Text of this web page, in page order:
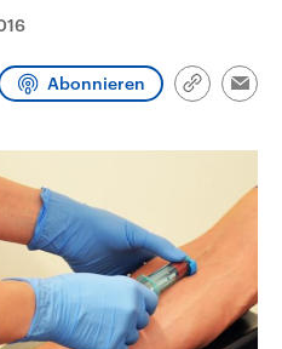
Abonnieren
Link